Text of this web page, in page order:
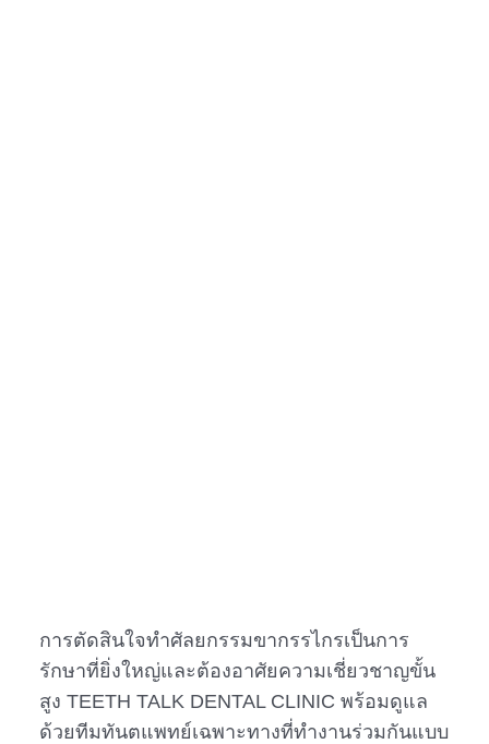
การตัดสินใจทำศัลยกรรมขากรรไกรเป็นการ
รักษาที่ยิ่งใหญ่และต้องอาศัยความเชี่ยวชาญขั้น
สูง TEETH TALK DENTAL CLINIC พร้อมดูแล
ด้วยทีมทันตแพทย์เฉพาะทางที่ทำงานร่วมกันแบบ